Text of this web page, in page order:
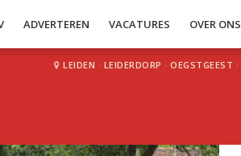
ADVERTEREN VACATURES OVER ONS
LEIDEN · LEIDERDORP · OEGSTGEEST ·